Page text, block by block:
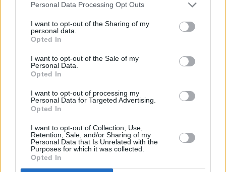
Personal Data Processing Opt Outs
I want to opt-out of the Sharing of my
personal data.
Opted In
I want to opt-out of the Sale of my
Personal Data.
Opted In
I want to opt-out of processing my
Personal Data for Targeted Advertising.
Opted In
I want to opt-out of Collection, Use,
Retention, Sale, and/or Sharing of my
Personal Data that Is Unrelated with the
Purposes for which it was collected.
Opted In